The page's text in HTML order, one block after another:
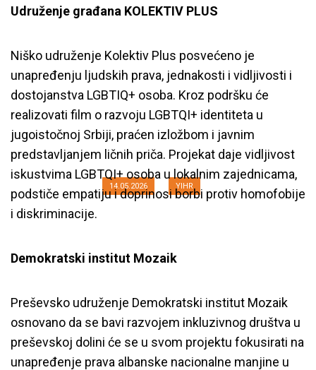
10 udruženja iz Srbije odabrano
na konkursu za male grantove
“Prvo prava”
14.05.2026 YIHR
Udruženje građana KOLEKTIV PLUS
Niško udruženje Kolektiv Plus posvećeno je
unapređenju ljudskih prava, jednakosti i vidljivosti i
dostojanstva LGBTIQ+ osoba. Kroz podršku će
realizovati film o razvoju LGBTQI+ identiteta u
jugoistočnoj Srbiji, praćen izložbom i javnim
predstavljanjem ličnih priča. Projekat daje vidljivost
iskustvima LGBTQI+ osoba u lokalnim zajednicama,
podstiče empatiju i doprinosi borbi protiv homofobije
i diskriminacije.
Demokratski institut Mozaik
Preševsko udruženje Demokratski institut Mozaik
osnovano da se bavi razvojem inkluzivnog društva u
preševskoj dolini će se u svom projektu fokusirati na
unapređenje prava albanske nacionalne manjine u